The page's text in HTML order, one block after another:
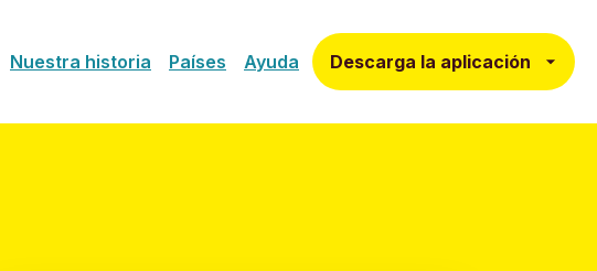
Nuestra historia Países Ayuda Descarga la aplicación